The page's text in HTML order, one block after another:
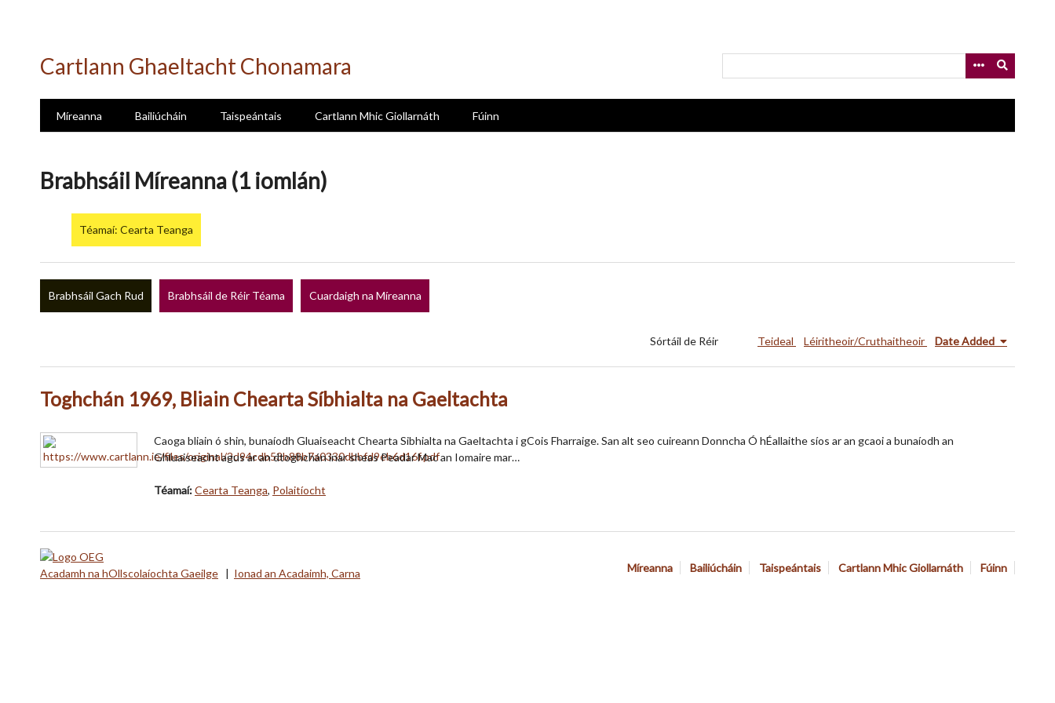
Cartlann Ghaeltacht Chonamara
Míreanna Bailiúcháin Taispeántais Cartlann Mhic Giollarnáth Fúinn
Brabhsáil Míreanna (1 iomlán)
Téamaí: Cearta Teanga
Brabhsáil Gach Rud Brabhsáil de Réir Téama Cuardaigh na Míreanna
Sórtáil de Réir Teideal Léiritheoir/Cruthaitheoir Date Added
Toghchán 1969, Bliain Chearta Síbhialta na Gaeltachta
Caoga bliain ó shin, bunaíodh Gluaiseacht Chearta Sibhialta na Gaeltachta i gCois Fharraige. San alt seo cuireann Donncha Ó hÉallaithe síos ar an gcaoi a bunaíodh an
Ghluaiseacht agus ar an dtoghchán inar sheas Peadar Mac an Iomaire mar…
Téamaí:Cearta Teanga, Polaitíocht
Míreanna Bailiúcháin Taispeántais Cartlann Mhic Giollarnáth Fúinn
Acadamh na hOllscolaíochta Gaeilge | Ionad an Acadaimh, Carna